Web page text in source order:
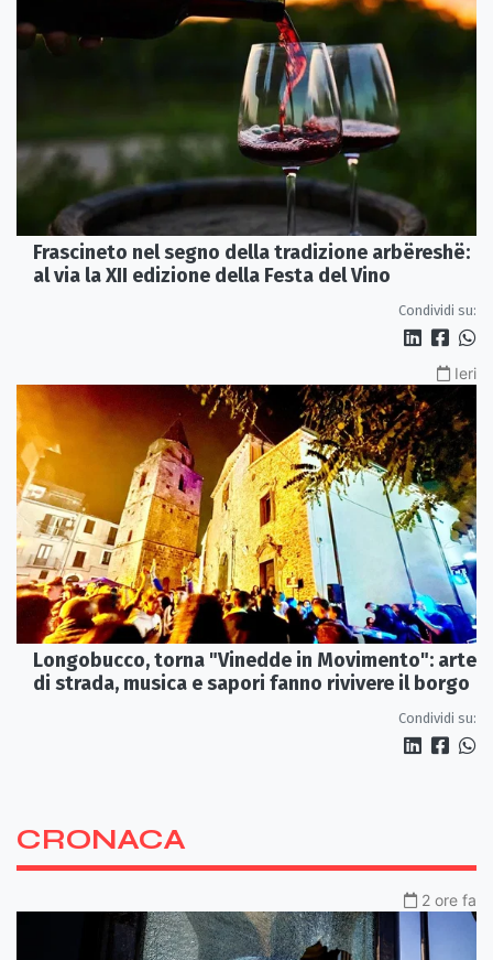
Frascineto nel segno della tradizione arbëreshë:
al via la XII edizione della Festa del Vino
Condividi su:
Ieri
Longobucco, torna "Vinedde in Movimento": arte
di strada, musica e sapori fanno rivivere il borgo
Condividi su:
CRONACA
2 ore fa